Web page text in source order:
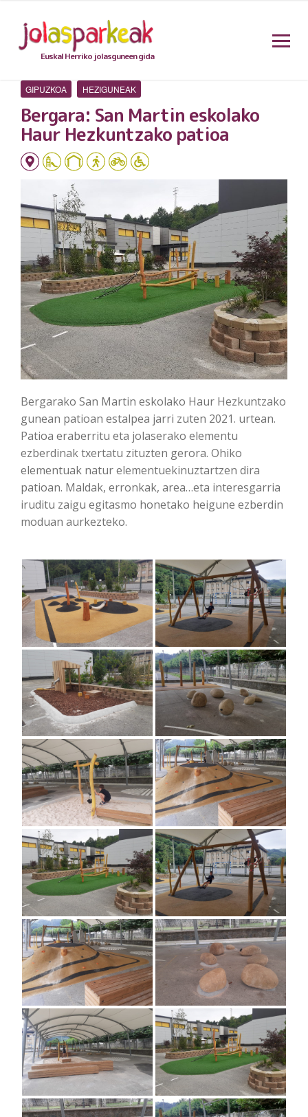
Euskal Herriko jolasguneen gida
GIPUZKOA HEZIGUNEAK
Bergara: San Martin eskolako
Haur Hezkuntzako patioa
Bergarako San Martin eskolako Haur Hezkuntzako
gunean patioan estalpea jarri zuten 2021. urtean.
Patioa eraberritu eta jolaserako elementu
ezberdinak txertatu zituzten gerora. Ohiko
elementuak natur elementuekinuztartzen dira
patioan. Maldak, erronkak, area…eta interesgarria
iruditu zaigu egitasmo honetako heigune ezberdin
moduan aurkezteko.